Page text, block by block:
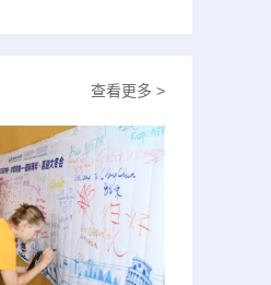
查看更多 >